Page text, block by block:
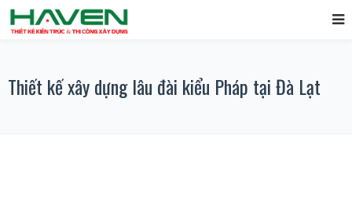
Thiết kế xây dựng lâu đài kiểu Pháp tại Đà Lạt